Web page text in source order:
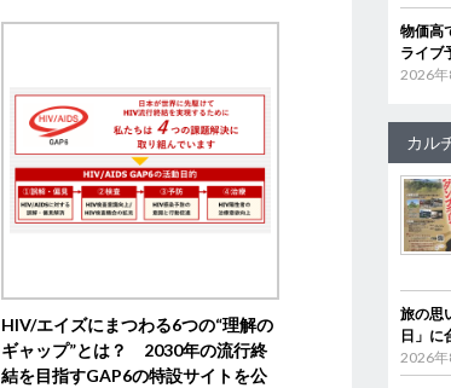
HIV/エイズにまつわる6つの“理解の
ギャップ”とは？ 2030年の流行終
結を目指すGAP6の特設サイトを公
物価高
ライブ
2026年
カル
旅の思
日」に
2026年